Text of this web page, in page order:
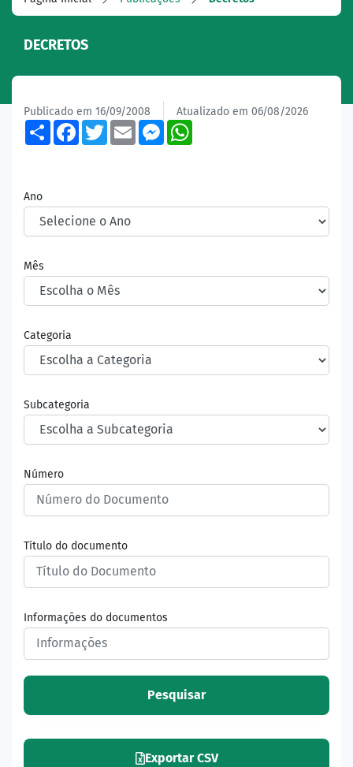
DECRETOS
Publicado em 16/09/2008 Atualizado em 06/08/2026
ShareFacebook
TwitterEmailMessenger
Ano
Mês
Categoria
Subcategoria
Número
Título do documento
Informações do documentos
Pesquisar
Exportar CSV